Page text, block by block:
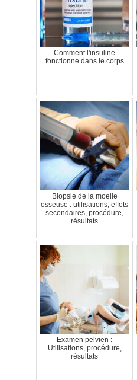
Comment l'insuline
fonctionne dans le corps
Biopsie de la moelle
osseuse : utilisations, effets
secondaires, procédure,
résultats
Examen pelvien :
Utilisations, procédure,
résultats